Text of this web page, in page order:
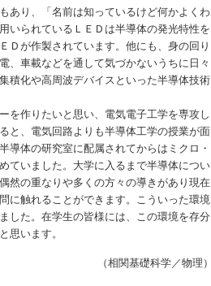
あり、「名前は知っているけど何かよくわ
いられているＬＥＤは半導体の発光特性を
Ｄが作製されています。他にも、身の回り
、車載などを通して気づかないうちに日々
積化や高周波デバイスといった半導体技術
を作りたいと思い、電気電子工学を専攻し
と、電気回路よりも半導体工学の授業が面
導体の研究室に配属されてからはミクロ・
ていました。大学に入るまで半導体につい
然の重なりや多くの方々の導きがあり現在
に触れることができます。こういった環境
した。在学生の皆様には、この環境を存分
思います。
（相関基礎科学／物理）